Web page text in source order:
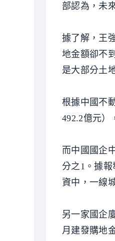
部認為，未
據了解，王
地金額卻不
是大部分土
根據中國不
492.2億元）
而中國國企
分之1。據
資中，一線
另一家國企
月建發購地